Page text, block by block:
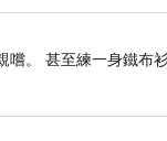
的黑咖啡
。
。 甚至練一身鐵布